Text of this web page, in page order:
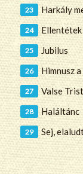
Harkály
Ellentétek
Jubilus
Himnusz
Valse
Haláltánc
Sej,